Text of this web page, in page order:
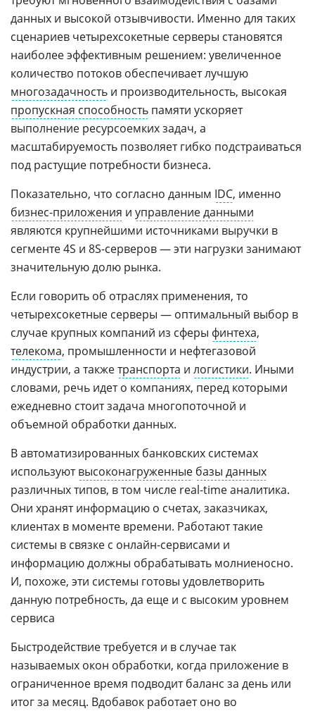
данных и высокой отзывчивости. Именно для таких
сценариев четырехсокетные серверы становятся
наиболее эффективным решением: увеличенное
количество потоков обеспечивает лучшую
многозадачность и производительность, высокая
пропускная способность памяти ускоряет
выполнение ресурсоемких задач, а
масштабируемость позволяет гибко подстраиваться
под растущие потребности бизнеса.
Показательно, что согласно данным IDC, именно
бизнес-приложения и управление данными
являются крупнейшими источниками выручки в
сегменте 4S и 8S-серверов — эти нагрузки занимают
значительную долю рынка.
Если говорить об отраслях применения, то
четырехсокетные серверы — оптимальный выбор в
случае крупных компаний из сферы финтеха,
телекома, промышленности и нефтегазовой
индустрии, а такжетранспорта и логистики. Иными
словами, речь идет о компаниях, перед которыми
ежедневно стоит задача многопоточной и
объемной обработки данных.
В автоматизированных банковских системах
используютвысоконагруженные базы данных
различных типов, в том числе real-time аналитика.
Они хранят информацию о счетах, заказчиках,
клиентах в моменте времени. Работают такие
системы в связке с онлайн-сервисами и
информацию должны обрабатывать молниеносно.
И, похоже, эти системы готовы удовлетворить
данную потребность, да еще и с высоким уровнем
сервиса
Быстродействие требуется и в случае так
называемых окон обработки, когда приложение в
ограниченное время подводит баланс за день или
итог за месяц. Вдобавок работает оно во